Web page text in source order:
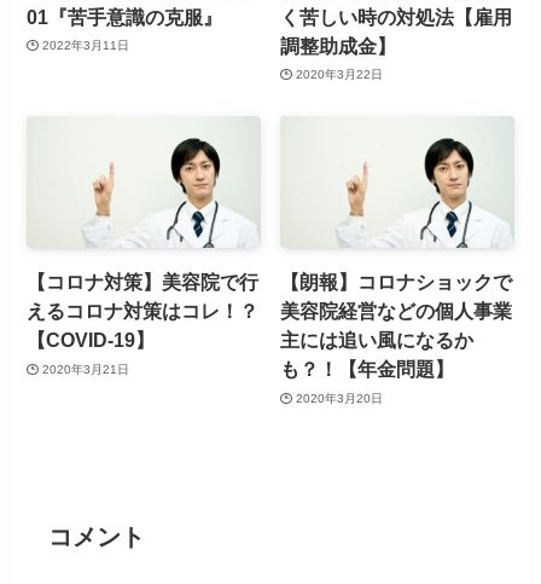
01『苦手意識の克服』
2022年3月11日
く苦しい時の対処法【雇用
調整助成金】
2020年3月22日
【コロナ対策】美容院で行
えるコロナ対策はコレ！？
【COVID-19】
2020年3月21日
【朗報】コロナショックで
美容院経営などの個人事業
主には追い風になるか
も？！【年金問題】
2020年3月20日
コメント